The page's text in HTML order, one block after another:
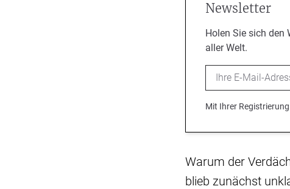
Newsletter
Holen Sie sich den
aller Welt.
Email
Mit Ihrer
Warum der
blieb zunächst